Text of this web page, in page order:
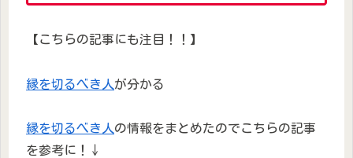
【こちらの記事にも注目！！】
縁を切るべき人 が分かる
縁を切るべき人の情報をまとめたのでこちらの記事
を参考に！↓